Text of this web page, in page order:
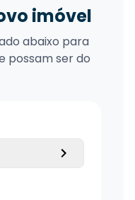
imóvel
abaixo para
possam ser do